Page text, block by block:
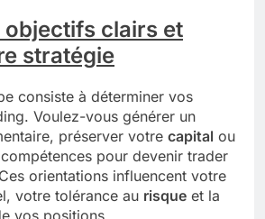
objectifs clairs et
stratégie
consiste à déterminer vos
Voulez-vous générer un
préserver votre capital ou
pour devenir trader
orientations influencent votre
votre tolérance au risque et la